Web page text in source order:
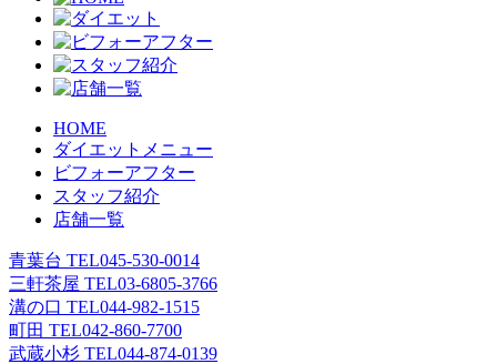
HOME
ダイエットメニュー
ビフォーアフター
スタッフ紹介
店舗一覧
青葉台 TEL045-530-0014
三軒茶屋 TEL03-6805-3766
溝の口 TEL044-982-1515
町田 TEL042-860-7700
武蔵小杉 TEL044-874-0139